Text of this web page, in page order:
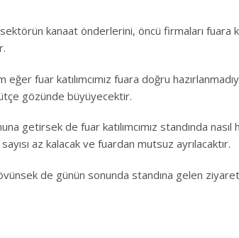
kanaat önderlerini, öncü firmaları fuara
fuar katılımcımız fuara doğru
gözünde büyüyecektir.
de fuar katılımcımız standında nasıl
az kalacak ve fuardan mutsuz ayrılacaktır.
de günün sonunda standına gelen